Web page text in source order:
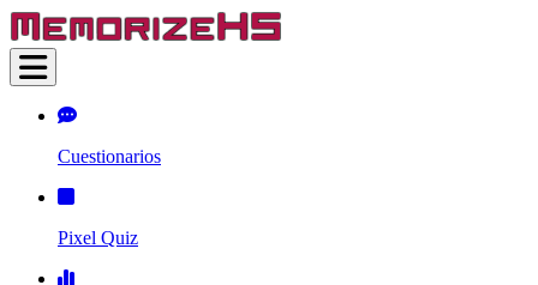
Cuestionarios
Pixel Quiz